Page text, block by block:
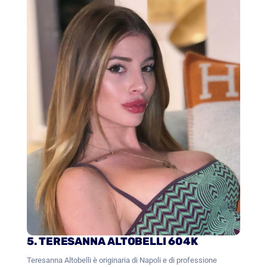
5. TERESANNA ALTOBELLI 604K
Teresanna Altobelli è originaria di Napoli e di professione